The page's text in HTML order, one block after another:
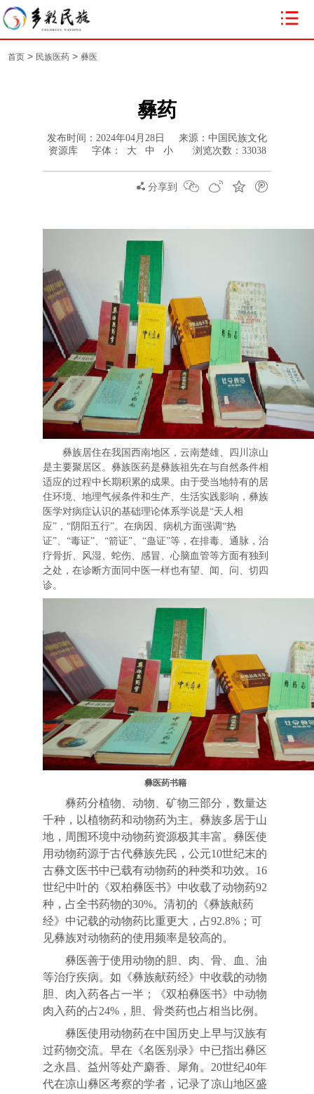
首页 > 民族医药 >彝医
彝药
发布时间：2024年04月28日 来源：中国民族文化
资源库 字体：
大 中 小 浏览次数： 33038
分享到
彝族居住在我国西南地区，云南楚雄、四川凉山
是主要聚居区。彝族医药是彝族祖先在与自然条件相
适应的过程中长期积累的成果。由于受当地特有的居
住环境、地理气候条件和生产、生活实践影响，彝族
医学对病症认识的基础理论体系学说是“天人相
应”，“阴阳五行”。在病因、病机方面强调“热
证”、“毒证”、“箭证”、“蛊证”等，在排毒、通脉，治
疗骨折、风湿、蛇伤、感冒、心脑血管等方面有独到
之处，在诊断方面同中医一样也有望、闻、问、切四
诊。
彝医药书籍
彝药分植物、动物、矿物三部分，数量达
千种，以植物药和动物药为主。彝族多居于山
地，周围环境中动物药资源极其丰富。彝医使
用动物药源于古代彝族先民，公元10世纪末的
古彝文医书中已载有动物药的种类和功效。16
世纪中叶的《双柏彝医书》中收载了动物药92
种，占全书药物的30%。清初的《彝族献药
经》中记载的动物药比重更大，占92.8%；可
见彝族对动物药的使用频率是较高的。
彝医善于使用动物的胆、肉、骨、血、油
等治疗疾病。如《彝族献药经》中收载的动物
胆、肉入药各占一半；《双柏彝医书》中动物
肉入药的占24%，胆、骨类药也占相当比例。
彝医使用动物药在中国历史上早与汉族有
过药物交流。早在《名医别录》中已指出彝区
之永昌、益州等处产麝香、犀角。20世纪40年
代在凉山彝区考察的学者，记录了凉山地区盛